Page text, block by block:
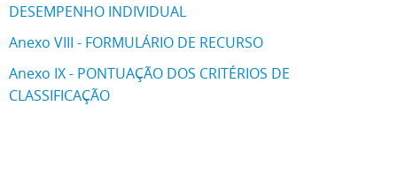
DESEMPENHO INDIVIDUAL
Anexo VIII - FORMULÁRIO DE RECURSO
Anexo IX - PONTUAÇÃO DOS CRITÉRIOS DE
CLASSIFICAÇÃO